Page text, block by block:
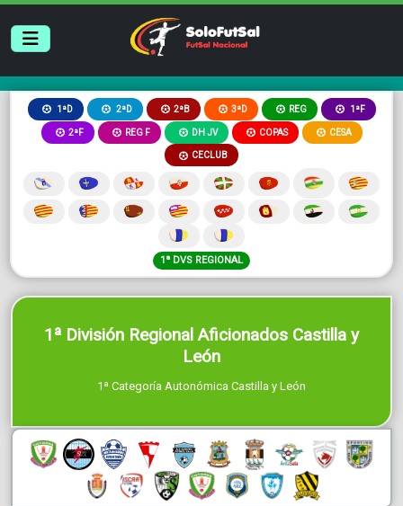
1ªD 2ªD 2ªB 3ªD REG 1ªF
2ªF REG F DH JV COPAS CESA
CECLUB
1ª DVS REGIONAL
1ª División Regional Aficionados Castilla y
León
1ª Categoría Autonómica Castilla y León